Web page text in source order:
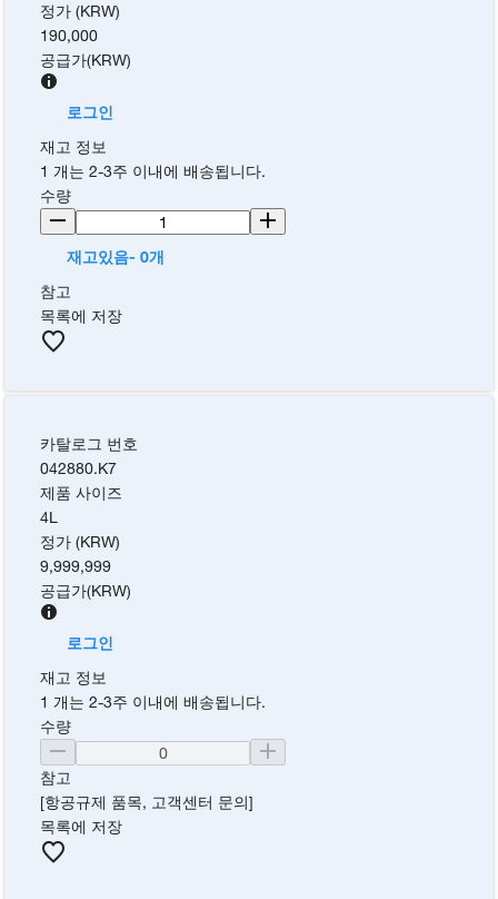
정가 (KRW)
190,000
공급가(KRW)
로그인
재고 정보
1 개는 2-3주 이내에 배송됩니다.
수량
재고있음- 0개
참고
목록에 저장
카탈로그 번호
042880.K7
제품 사이즈
4L
정가 (KRW)
9,999,999
공급가(KRW)
로그인
재고 정보
1 개는 2-3주 이내에 배송됩니다.
수량
참고
[항공규제 품목, 고객센터 문의]
목록에 저장